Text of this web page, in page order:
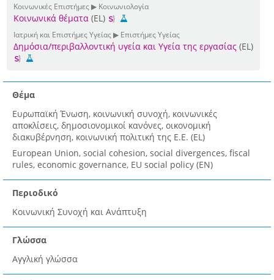
Κοινωνικές Επιστήμες ▶ Κοινωνιολογία
Κοινωνικά θέματα (EL)
Ιατρική και Επιστήμες Υγείας ▶ Επιστήμες Υγείας
Δημόσια/περιβαλλοντική υγεία και Υγεία της εργασίας (EL)
Θέμα
Ευρωπαϊκή Ένωση, κοινωνική συνοχή, κοινωνικές
αποκλίσεις, δημοσιονομικοί κανόνες, οικονομική
διακυβέρνηση, κοινωνική πολιτική της Ε.Ε. (EL)
European Union, social cohesion, social divergences, fiscal
rules, economic governance, EU social policy (EN)
Περιοδικό
Κοινωνική Συνοχή και Ανάπτυξη
Γλώσσα
Αγγλική γλώσσα